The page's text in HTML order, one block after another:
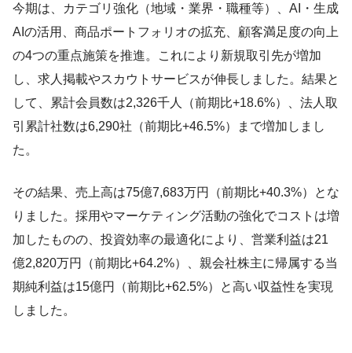
今期は、カテゴリ強化（地域・業界・職種等）、AI・生成
AIの活用、商品ポートフォリオの拡充、顧客満足度の向上
の4つの重点施策を推進。これにより新規取引先が増加
し、求人掲載やスカウトサービスが伸長しました。結果と
して、累計会員数は2,326千人（前期比+18.6%）、法人取
引累計社数は6,290社（前期比+46.5%）まで増加しまし
た。
その結果、売上高は75億7,683万円（前期比+40.3%）とな
りました。採用やマーケティング活動の強化でコストは増
加したものの、投資効率の最適化により、営業利益は21
億2,820万円（前期比+64.2%）、親会社株主に帰属する当
期純利益は15億円（前期比+62.5%）と高い収益性を実現
しました。